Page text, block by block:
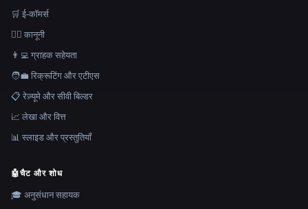
🛒 ई-कॉमर्स
👩‍⚖️ कानूनी
👨‍💻 ग्राहक सहेयता
🧑‍💼 रिक्रूटिंग और एटीएस
📋 रेज़्यूमे और सीवी बिल्डर
📈 लेखा और वित्त
📊 स्लाइड और प्रस्तुतियाँ
🤖चैट और शोध
🎓 अनुसंधान सहायक